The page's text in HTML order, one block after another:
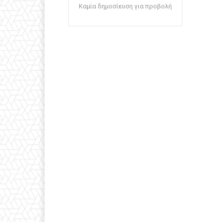
Καμία δημοσίευση για προβολή